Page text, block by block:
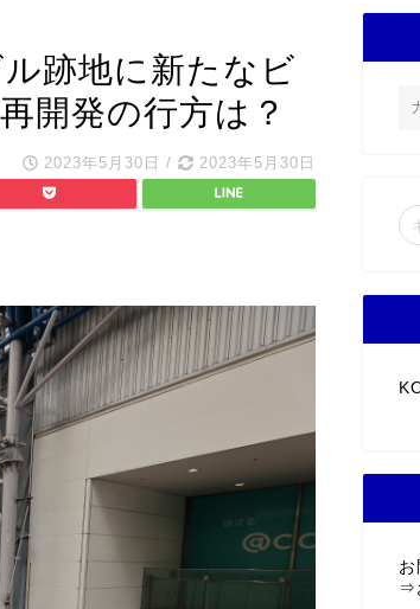
跡地に新たなビ
開発の行方は？
2023年5月30日 / 2023年5月30日
お
⇒